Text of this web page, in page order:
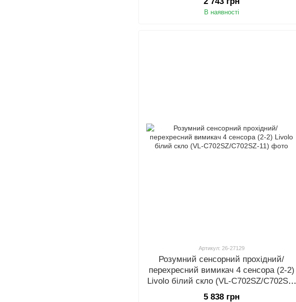
В наявності
Артикул: 26-27129
Розумний сенсорний прохідний/
перехресний вимикач 4 сенсора (2-2)
Livolo білий скло (VL-C702SZ/C702SZ-
11)
5 838 грн